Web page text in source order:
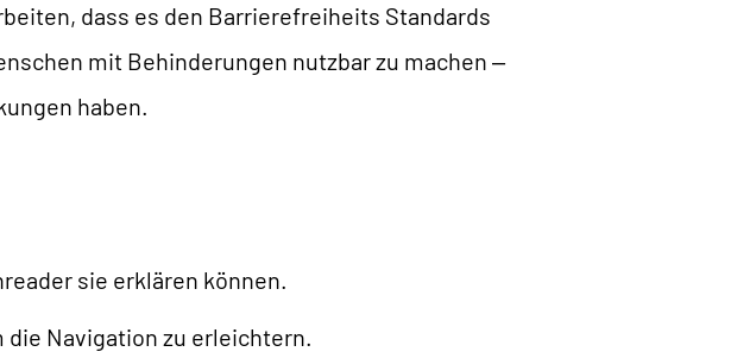
dass es den Barrierefreiheits Standards
mit Behinderungen nutzbar zu machen –
haben.
sie erklären können.
Navigation zu erleichtern.